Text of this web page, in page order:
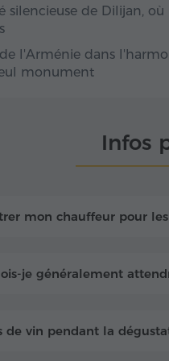
silencieuse de Dilijan,
l'Arménie dans
monument
Infos
mon chauffeur pour les
je généralement
de vin pendant la